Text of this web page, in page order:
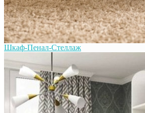
Шкаф-Пенал-Стеллаж